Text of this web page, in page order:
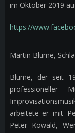
im Oktober 2019
https://
Martin Blume,
Blume, der seit
professioneller
arbeitete er mit
Peter Kowald,